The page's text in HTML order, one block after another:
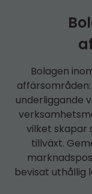
Bolagen
underliggande
vilket skapar
tillväxt.
bevisat uthållig